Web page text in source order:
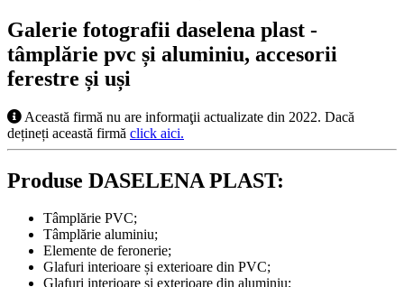
Galerie fotografii daselena plast -
tâmplărie pvc și aluminiu, accesorii
ferestre și uși
Această firmă nu are informaţii actualizate din 2022. Dacă
dețineți această firmă click aici.
Produse DASELENA PLAST:
Tâmplărie PVC;
Tâmplărie aluminiu;
Elemente de feronerie;
Glafuri interioare și exterioare din PVC;
Glafuri interioare și exterioare din aluminiu;